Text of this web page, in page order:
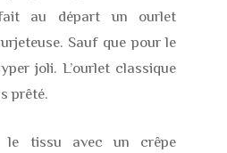
fait au départ un ourlet
Sauf que pour le
joli. L’ourlet classique
prêté.
le tissu avec un crêpe